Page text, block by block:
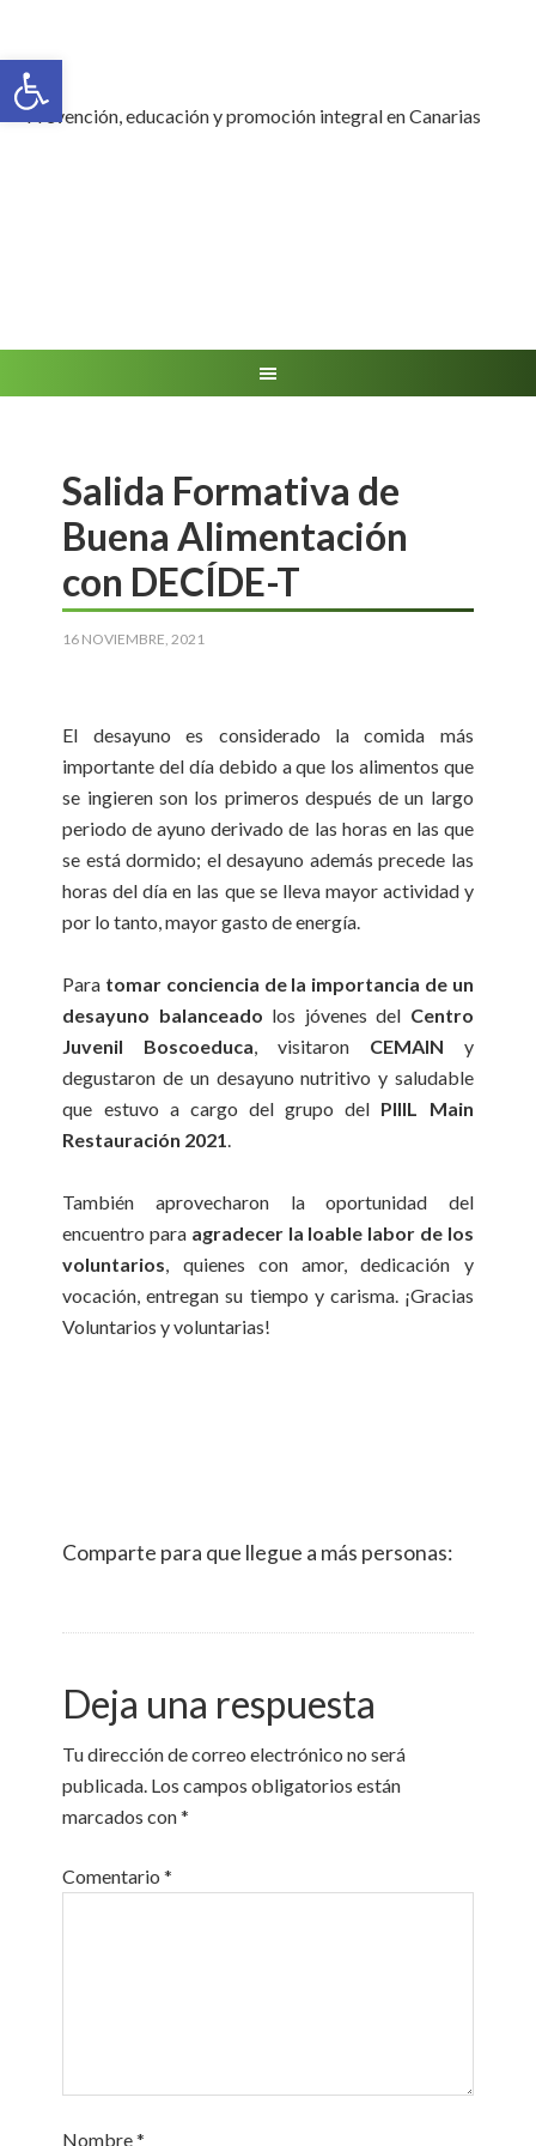
Abrir barra de herramientas
Prevención, educación y promoción integral en Canarias
Salida Formativa de
Buena Alimentación
con DECÍDE-T
16 NOVIEMBRE, 2021
El desayuno es considerado la comida más
importante del día debido a que los alimentos que
se ingieren son los primeros después de un largo
periodo de ayuno derivado de las horas en las que
se está dormido; el desayuno además precede las
horas del día en las que se lleva mayor actividad y
por lo tanto, mayor gasto de energía.
Para tomar conciencia de la importancia de un
desayuno balanceado los jóvenes del Centro
Juvenil Boscoeduca, visitaron CEMAIN y
degustaron de un desayuno nutritivo y saludable
que estuvo a cargo del grupo del PIIIL Main
Restauración 2021.
También aprovecharon la oportunidad del
encuentro para agradecer la loable labor de los
voluntarios, quienes con amor, dedicación y
vocación, entregan su tiempo y carisma. ¡Gracias
Voluntarios y voluntarias!
Comparte para que llegue a más personas:
Deja una respuesta
Tu dirección de correo electrónico no será
publicada. Los campos obligatorios están
marcados con*
Comentario*
Nombre*